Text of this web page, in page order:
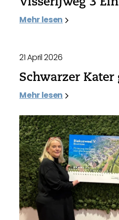
Mehr lesen
21 April 2026
Schwarzer
Mehr lesen